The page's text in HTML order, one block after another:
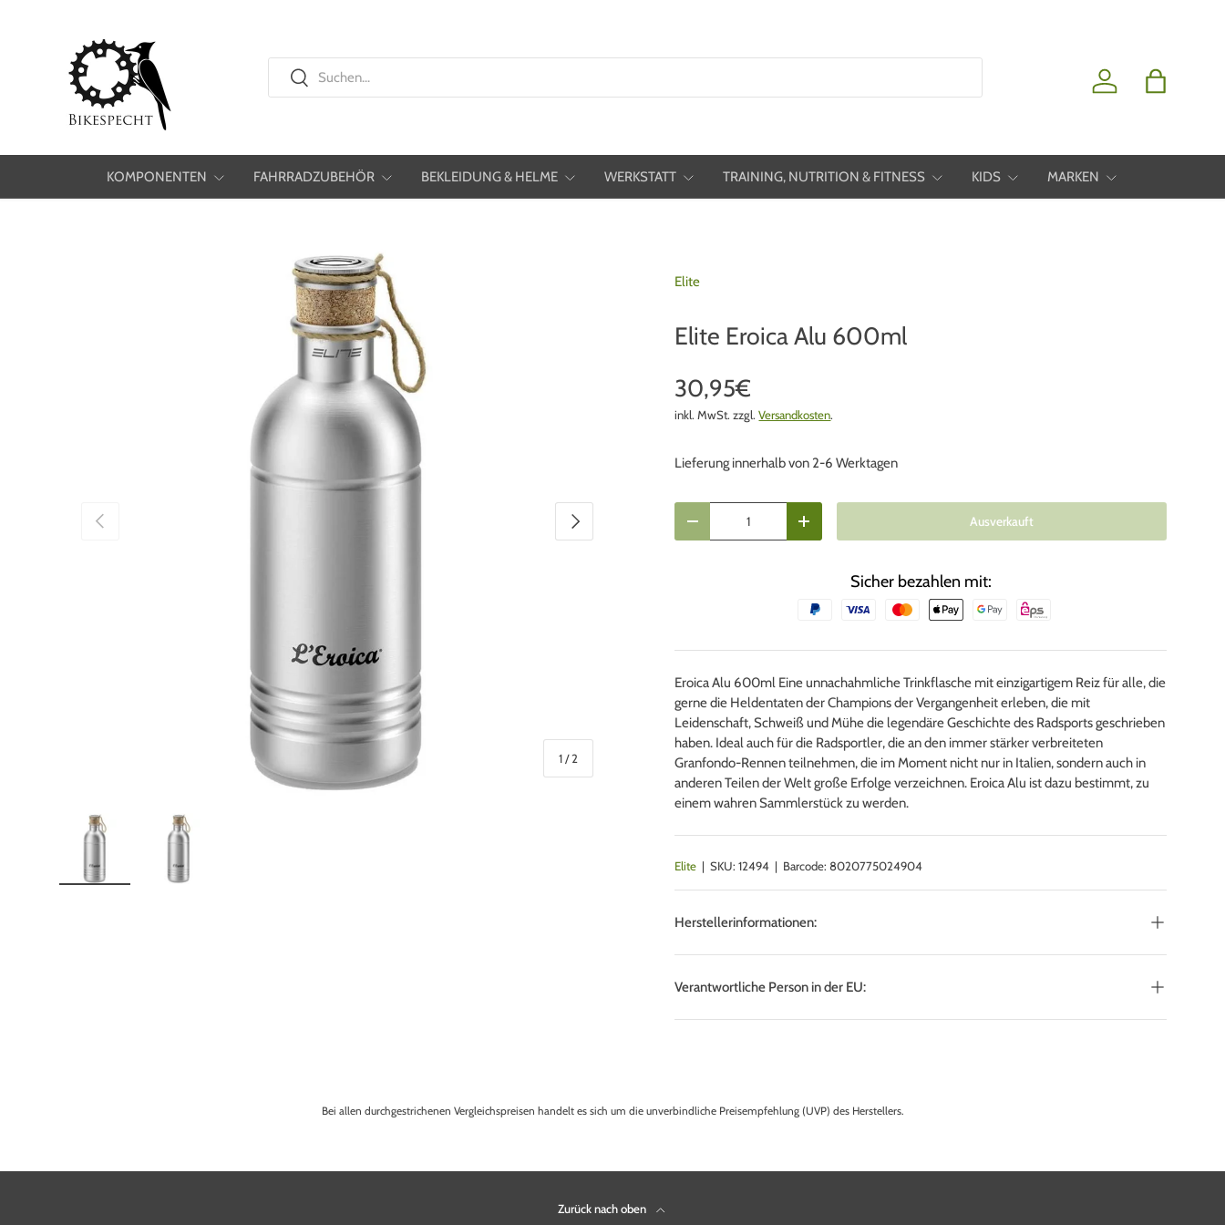
Suchen
Suchen
Einloggen
KOMPONENTEN FAHRRADZUBEHÖR BEKLEIDUNG & HELME WERKSTATT TRAINING, NUTRITION & FITNESS KIDS MARKEN
Vorherige
1 /von
2
Nächste
Elite
Elite Eroica Alu 600ml
30,95€
inkl. MwSt. zzgl.Versandkosten.
Lieferung innerhalb von 2-6 Werktagen
Menge verringern
Menge erhöhen Ausverkauft
Sicher bezahlen mit:
Eroica Alu 600ml Eine unnachahmliche Trinkflasche mit einzigartigem Reiz für alle, die
gerne die Heldentaten der Champions der Vergangenheit erleben, die mit
Leidenschaft, Schweiß und Mühe die legendäre Geschichte des Radsports geschrieben
haben. Ideal auch für die Radsportler, die an den immer stärker verbreiteten
Granfondo-Rennen teilnehmen, die im Moment nicht nur in Italien, sondern auch in
anderen Teilen der Welt große Erfolge verzeichnen. Eroica Alu ist dazu bestimmt, zu
einem wahren Sammlerstück zu werden.
Elite |SKU: 12494 | Barcode: 8020775024904
Herstellerinformationen:
Verantwortliche Person in der EU:
Bei allen durchgestrichenen Vergleichspreisen handelt es sich um die unverbindliche Preisempfehlung (UVP) des Herstellers.
Zurück nach oben